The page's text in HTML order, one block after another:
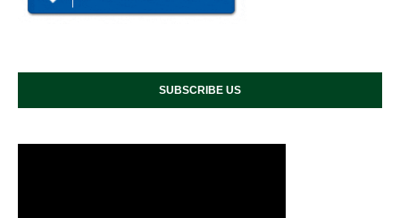
SUBSCRIBE US